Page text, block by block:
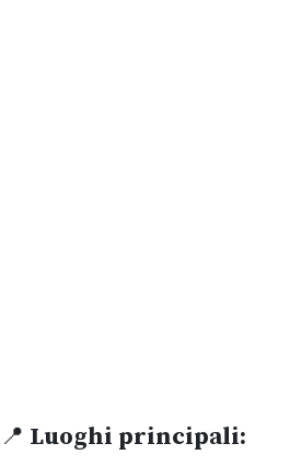
📍 Luoghi principali: